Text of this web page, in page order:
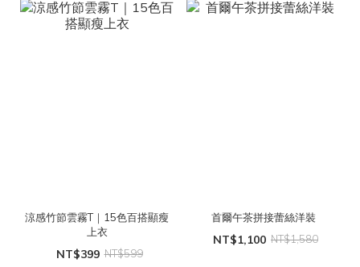
涼感竹節雲霧T｜15色百搭顯瘦
上衣
NT$399 NT$599
首爾午茶拼接蕾絲洋裝
NT$1,100 NT$1,580